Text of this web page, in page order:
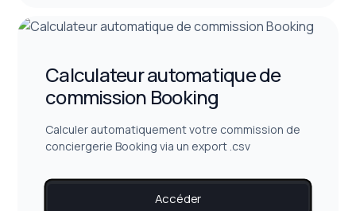
Calculateur automatique de
commission Booking
Calculer automatiquement votre commission de
conciergerie Booking via un export .csv
Accéder